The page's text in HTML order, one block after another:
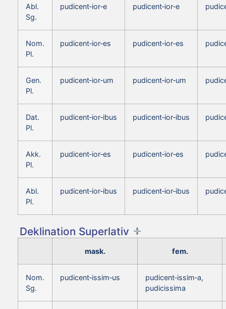
Abl.
Sg.
pudicent‑ior‑e pudicent‑ior‑e
Nom.
Pl.
pudicent‑ior‑es pudicent‑ior‑es
Gen.
Pl.
pudicent‑ior‑um pudicent‑ior‑um
Dat.
Pl.
pudicent‑ior‑ibus pudicent‑ior‑ibus
Akk.
Pl.
pudicent‑ior‑es pudicent‑ior‑es
Abl.
Pl.
pudicent‑ior‑ibus pudicent‑ior‑ibus
Deklination Superlativ
mask. fem.
Nom.
Sg.
pudicent‑issim‑us
pudicent‑issim‑a,
pudicissima